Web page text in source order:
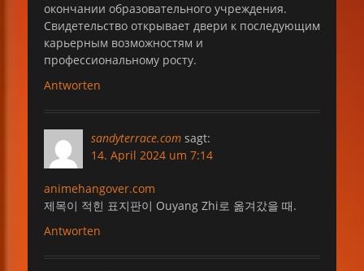
окончании образовательного учреждения.
Свидетельство открывает двери к последующим
карьерным возможностям и
профессиональному росту.
Antworten
sandyterrace.com sagt:
14. April 2024 um 7:14
animehangover.com
제목이 적힌 표지판이 Ouyang Zhi로 옮겨갔을 때.
Antworten